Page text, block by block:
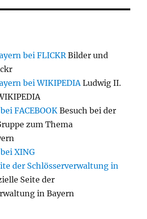
bei FLICKRBilder und
bei WIKIPEDIALudwig II.
FACEBOOKBesuch bei der
zum Thema
XING
der Schlösserverwaltung in
Seite der
in Bayern